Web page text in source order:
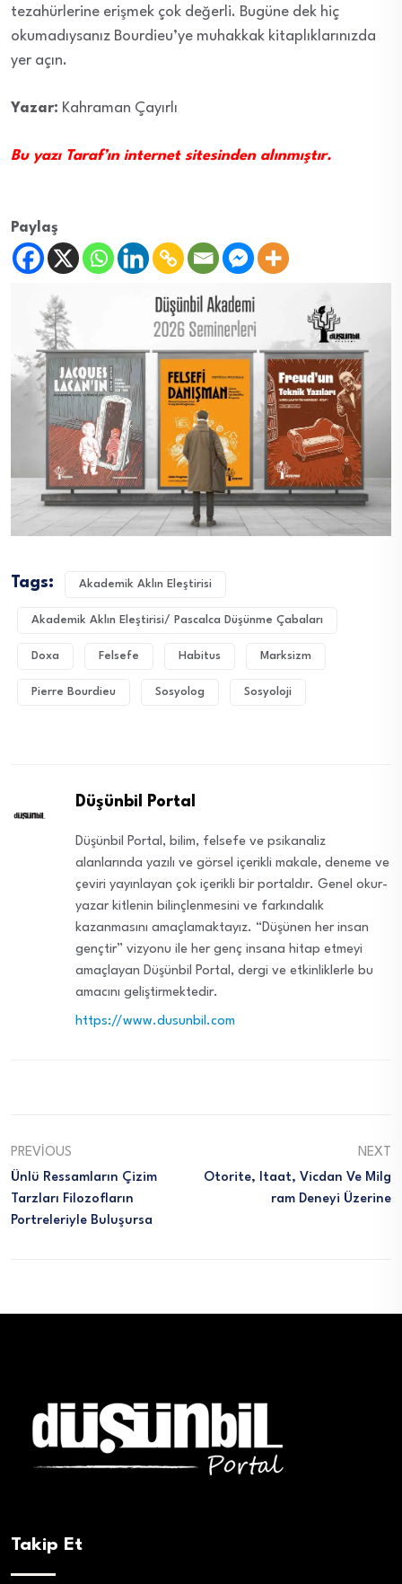
tezahürlerine erişmek çok değerli. Bugüne dek hiç
okumadıysanız Bourdieu’ye muhakkak kitaplıklarınızda
yer açın.
Yazar: Kahraman Çayırlı
Bu yazı Taraf’ın internet sitesinden alınmıştır.
Paylaş
Tags: Akademik Aklın Eleştirisi
Akademik Aklın Eleştirisi/ Pascalca Düşünme Çabaları
Doxa Felsefe Habitus Marksizm
Pierre Bourdieu Sosyolog Sosyoloji
Düşünbil Portal
Düşünbil Portal, bilim, felsefe ve psikanaliz
alanlarında yazılı ve görsel içerikli makale, deneme ve
çeviri yayınlayan çok içerikli bir portaldır. Genel okur-
yazar kitlenin bilinçlenmesini ve farkındalık
kazanmasını amaçlamaktayız. “Düşünen her insan
gençtir” vizyonu ile her genç insana hitap etmeyi
amaçlayan Düşünbil Portal, dergi ve etkinliklerle bu
amacını geliştirmektedir.
https://www.dusunbil.com
PREVIOUS
Ünlü Ressamların Çizim
Tarzları Filozofların
Portreleriyle Buluşursa
NEXT
Otorite, Itaat, Vicdan Ve Milg
Ram Deneyi Üzerine
Takip Et